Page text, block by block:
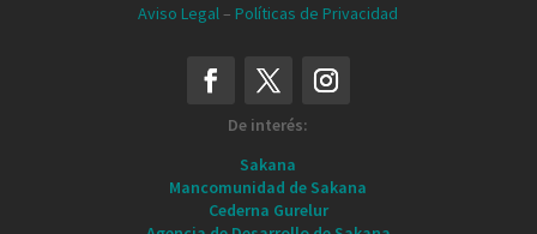
Aviso Legal– Políticas de Privacidad
De interés:
Sakana
Mancomunidad de Sakana
Cederna Gurelur